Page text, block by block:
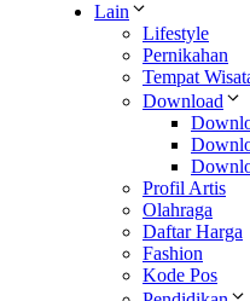
Lain
Lifestyle
Pernikahan
Tempat
Download
Profil Artis
Olahraga
Daftar Harga
Fashion
Kode Pos